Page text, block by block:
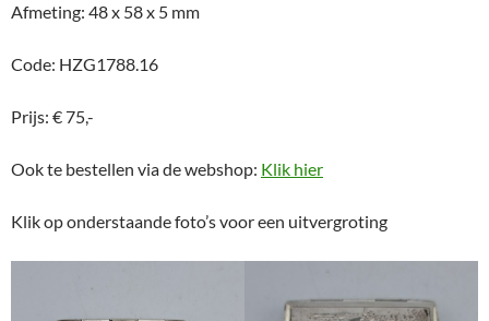
Afmeting: 48 x 58 x 5 mm
Code: HZG1788.16
Prijs: € 75,-
Ook te bestellen via de webshop: Klik hier
Klik op onderstaande foto’s voor een uitvergroting